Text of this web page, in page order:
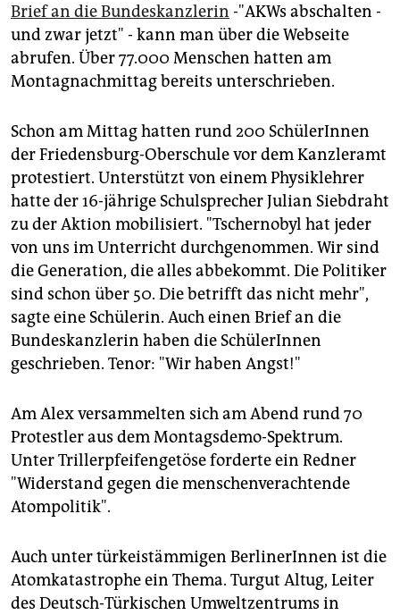
Brief an die Bundeskanzlerin -"AKWs abschalten -
und zwar jetzt" - kann man über die Webseite
abrufen. Über 77.000 Menschen hatten am
Montagnachmittag bereits unterschrieben.
Schon am Mittag hatten rund 200 SchülerInnen
der Friedensburg-Oberschule vor dem Kanzleramt
protestiert. Unterstützt von einem Physiklehrer
hatte der 16-jährige Schulsprecher Julian Siebdraht
zu der Aktion mobilisiert. "Tschernobyl hat jeder
von uns im Unterricht durchgenommen. Wir sind
die Generation, die alles abbekommt. Die Politiker
sind schon über 50. Die betrifft das nicht mehr",
sagte eine Schülerin. Auch einen Brief an die
Bundeskanzlerin haben die SchülerInnen
geschrieben. Tenor: "Wir haben Angst!"
Am Alex versammelten sich am Abend rund 70
Protestler aus dem Montagsdemo-Spektrum.
Unter Trillerpfeifengetöse forderte ein Redner
"Widerstand gegen die menschenverachtende
Atompolitik".
Auch unter türkeistämmigen BerlinerInnen ist die
Atomkatastrophe ein Thema. Turgut Altug, Leiter
des Deutsch-Türkischen Umweltzentrums in